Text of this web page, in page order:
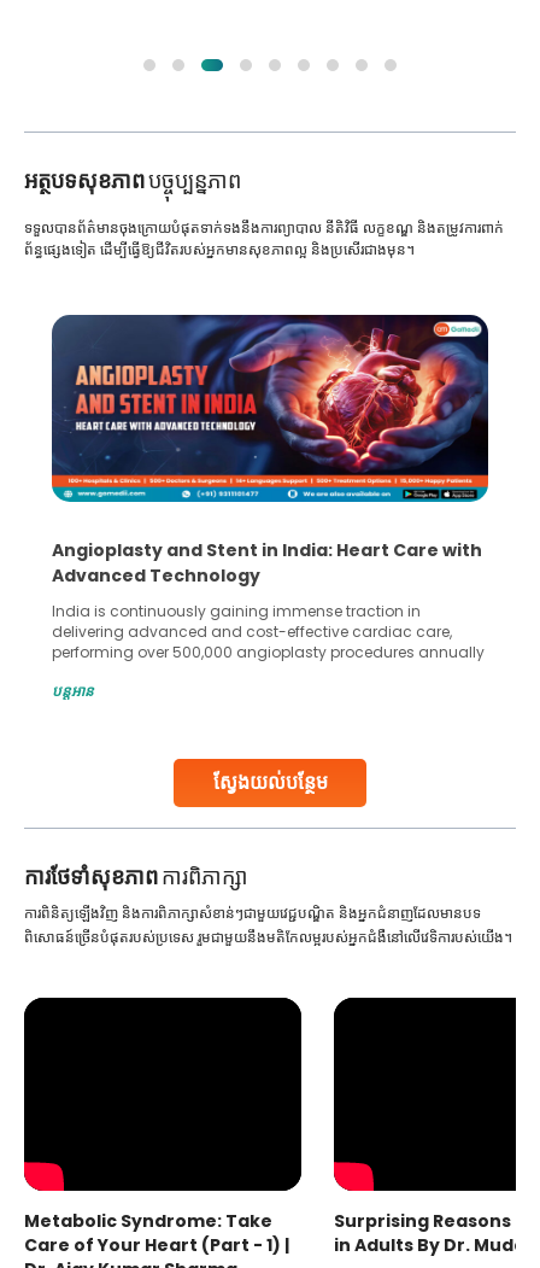
អត្ថបទសុខភាពបច្ចុប្បន្នភាព
ស្វែងយល់បន្ថែម
ទទួលបានព័ត៌មានចុងក្រោយបំផុតទាក់ទងនឹងការព្យាបាល នីតិវិធី លក្ខខណ្ឌ និងតម្រូវការពាក់
ព័ន្ធផ្សេងទៀត ដើម្បីធ្វើឱ្យជីវិតរបស់អ្នកមានសុខភាពល្អ និងប្រសើរជាងមុន។
Angioplasty and Stent in India: Heart Care with
Advanced Technology
India is continuously gaining immense traction in
delivering advanced and cost-effective cardiac care,
performing over 500,000 angioplasty procedures annually
globe are searching for treatments like angioplasty and
Studies, such as one published
បន្តអាន
ការ​ថែទាំ​សុខភាពការពិភាក្សា
ការពិនិត្យឡើងវិញ និងការពិភាក្សាសំខាន់ៗជាមួយវេជ្ជបណ្ឌិត និងអ្នកជំនាញដែលមានបទ
ពិសោធន៍ច្រើនបំផុតរបស់ប្រទេស រួមជាមួយនឹងមតិកែលម្អរបស់អ្នកជំងឺនៅលើវេទិការបស់យើង។
Metabolic Syndrome: Take
Care of Your Heart (Part - 1) |
Surprising Reasons
in Adults By Dr.